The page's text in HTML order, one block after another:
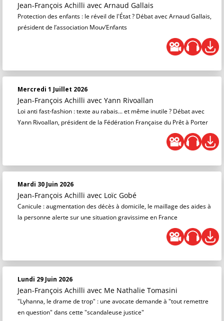
Jean-François Achilli avec Arnaud Gallais
Protection des enfants : le réveil de l'État ? Débat avec Arnaud Gallais,
président de l’association Mouv’Enfants
Mercredi 1 Juillet 2026
Jean-François Achilli avec Yann Rivoallan
Loi anti fast-fashion : texte au rabais... et même inutile ? Débat avec
Yann Rivoallan, président de la Fédération Française du Prêt à Porter
Mardi 30 Juin 2026
Jean-François Achilli avec Loïc Gobé
Canicule : augmentation des décès à domicile, le maillage des aides à
la personne alerte sur une situation gravissime en France
Lundi 29 Juin 2026
Jean-François Achilli avec Me Nathalie Tomasini
"Lyhanna, le drame de trop" : une avocate demande à "tout remettre
en question" dans cette "scandaleuse justice"